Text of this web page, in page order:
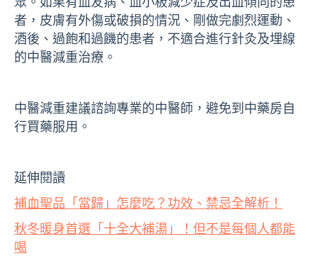
者，皮膚有外傷或破損的情況、剛做完劇烈運動、
酒後、過飽和過饑的患者，不適合進行針灸及埋線
的中醫減重治療。
中醫減重建議諮詢專業的中醫師，避免到中藥房自
行買藥服用。
延伸閱讀
補血聖品「當歸」怎麼吃？功效、禁忌全解析！
秋冬暖身首選「十全大補湯」！但不是每個人都能
喝